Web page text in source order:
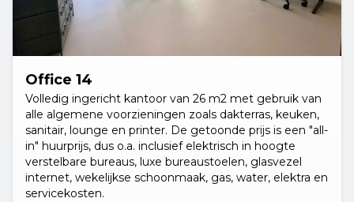
Office 14
Volledig ingericht kantoor van 26 m2 met gebruik van
alle algemene voorzieningen zoals dakterras, keuken,
sanitair, lounge en printer. De getoonde prijs is een "all-
in" huurprijs, dus o.a. inclusief elektrisch in hoogte
verstelbare bureaus, luxe bureaustoelen, glasvezel
internet, wekelijkse schoonmaak, gas, water, elektra en
servicekosten.